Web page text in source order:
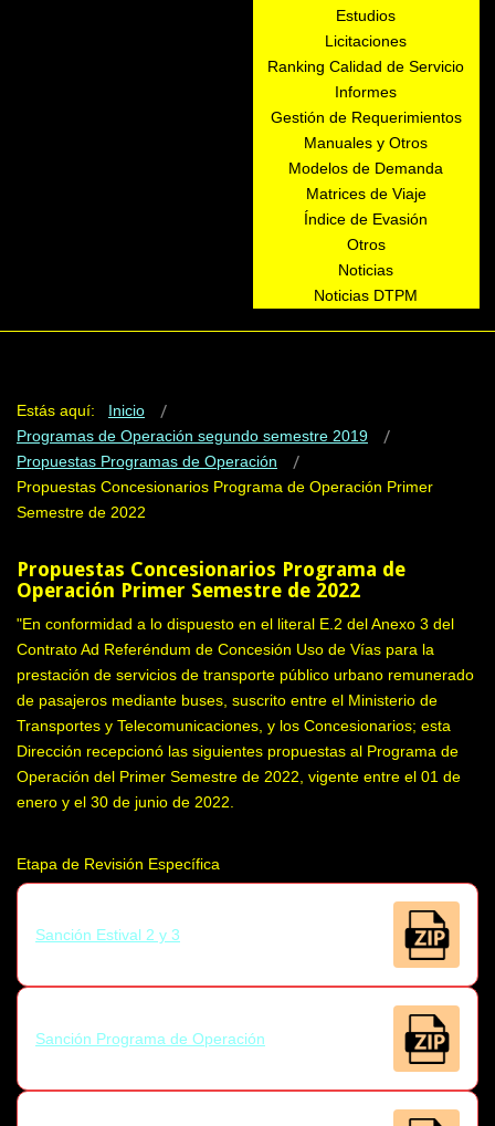
Estudios
Licitaciones
Ranking Calidad de Servicio
Informes
Gestión de Requerimientos
Manuales y Otros
Modelos de Demanda
Matrices de Viaje
Índice de Evasión
Otros
Noticias
Noticias DTPM
Estás aquí:
Inicio
Programas de Operación segundo semestre 2019
Propuestas Programas de Operación
Propuestas Concesionarios Programa de Operación Primer
Semestre de 2022
Propuestas Concesionarios Programa de
Operación Primer Semestre de 2022
"En conformidad a lo dispuesto en el literal E.2 del Anexo 3 del
Contrato Ad Referéndum de Concesión Uso de Vías para la
prestación de servicios de transporte público urbano remunerado
de pasajeros mediante buses, suscrito entre el Ministerio de
Transportes y Telecomunicaciones, y los Concesionarios; esta
Dirección recepcionó las siguientes propuestas al Programa de
Operación del Primer Semestre de 2022, vigente entre el 01 de
enero y el 30 de junio de 2022.
Etapa de Revisión Específica
Sanción Estival 2 y 3
Sanción Programa de Operación